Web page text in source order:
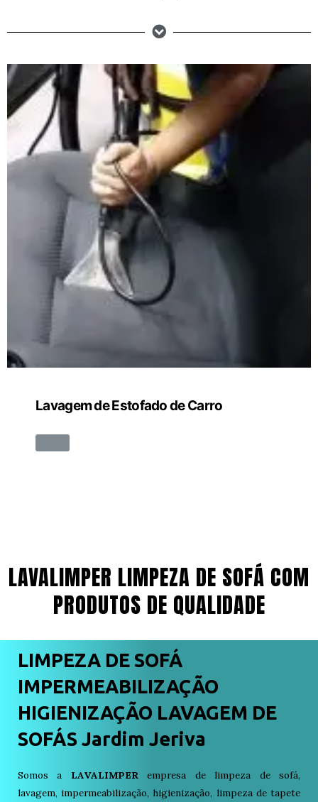
Lavagem de Estofado de Carro
LAVALIMPER LIMPEZA DE SOFÁ COM
PRODUTOS DE QUALIDADE
LIMPEZA DE SOFÁ
IMPERMEABILIZAÇÃO
HIGIENIZAÇÃO LAVAGEM DE
SOFÁS Jardim Jeriva
Somos a LAVALIMPERempresa de limpeza de sofá,
lavagem, impermeabilização, higienização, limpeza de tapete